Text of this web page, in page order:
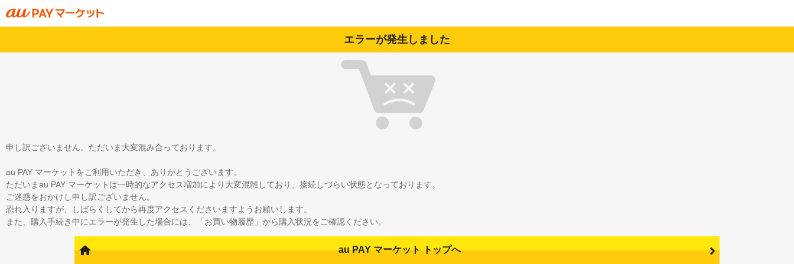
エラーが発生しました
申し訳ございません。ただいま大変混み合っております。
au PAY マーケットをご利用いただき、ありがとうございます。
ただいまau PAY マーケットは一時的なアクセス増加により大変混雑しており、接続しづらい状態となっております。
ご迷惑をおかけし申し訳ございません。
恐れ入りますが、しばらくしてから再度アクセスくださいますようお願いします。
また、購入手続き中にエラーが発生した場合には、「お買い物履歴」から購入状況をご確認ください。
au PAY マーケット トップへ